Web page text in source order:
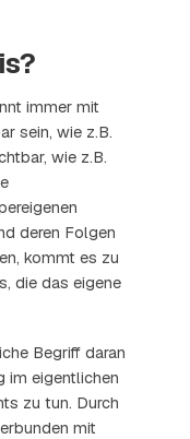
immer mit
sein, wie z.B.
wie z.B.
deren Folgen
kommt es zu
die das eigene
Begriff daran
im eigentlichen
zu tun. Durch
mit